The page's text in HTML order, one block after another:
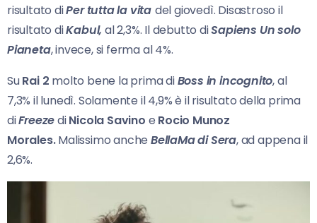
risultato diPer tutta la vita del giovedì. Disastroso il
risultato diKabul, al 2,3%. Il debutto diSapiens Un solo
Pianeta, invece, si ferma al 4%.
SuRai 2 molto bene la prima diBoss in incognito, al
7,3% il lunedì. Solamente il 4,9% è il risultato della prima
diFreezediNicola Savino e Rocio Munoz
Morales.Malissimo ancheBellaMa di Sera, ad appena il
2,6%.